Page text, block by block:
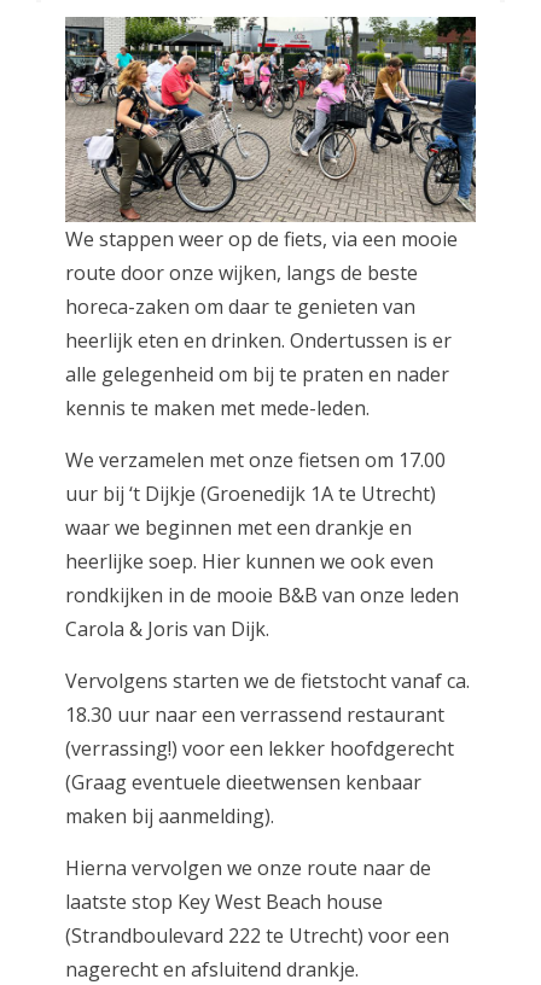
We stappen weer op de fiets, via een mooie
route door onze wijken, langs de beste
horeca-zaken om daar te genieten van
heerlijk eten en drinken. Ondertussen is er
alle gelegenheid om bij te praten en nader
kennis te maken met mede-leden.
We verzamelen met onze fietsen om 17.00
uur bij ‘t Dijkje (Groenedijk 1A te Utrecht)
waar we beginnen met een drankje en
heerlijke soep. Hier kunnen we ook even
rondkijken in de mooie B&B van onze leden
Carola & Joris van Dijk.
Vervolgens starten we de fietstocht vanaf ca.
18.30 uur naar een verrassend restaurant
(verrassing!) voor een lekker hoofdgerecht
(Graag eventuele dieetwensen kenbaar
maken bij aanmelding).
Hierna vervolgen we onze route naar de
laatste stop Key West Beach house
(Strandboulevard 222 te Utrecht) voor een
nagerecht en afsluitend drankje.